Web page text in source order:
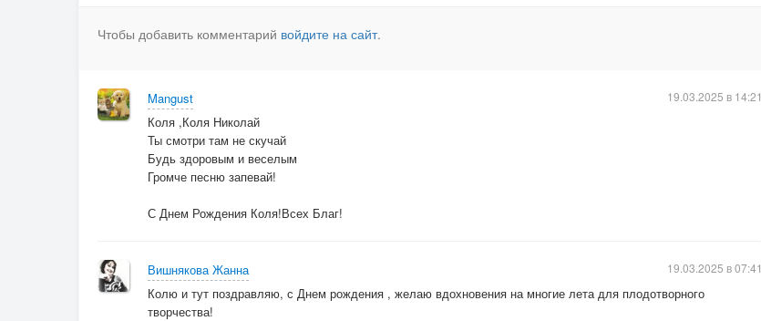
И поныне я живу
Жизнь - дорога долгая!
Переборами звучи
Пой гитара звонкая!
П-в: (тот)
Людмила Бабкина
Чтобы добавить комментарий войдите на сайт.
Mangust
Коля ,Коля Николай
Ты смотри там не скучай
Будь здоровым и веселым
Громче песню запевай!
С Днем Рождения Коля!Всех Благ!
19.03.2025 в 14:21
Вишнякова Жанна
Колю и тут поздравляю, с Днем рождения , желаю вдохновения на многие лета для плодотворного
творчества!
19.03.2025 в 07:41